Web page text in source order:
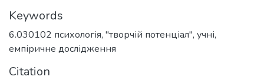
Keywords
6.030102 психологія, "творчій потенціал", учні,
емпіричне дослідження
Citation